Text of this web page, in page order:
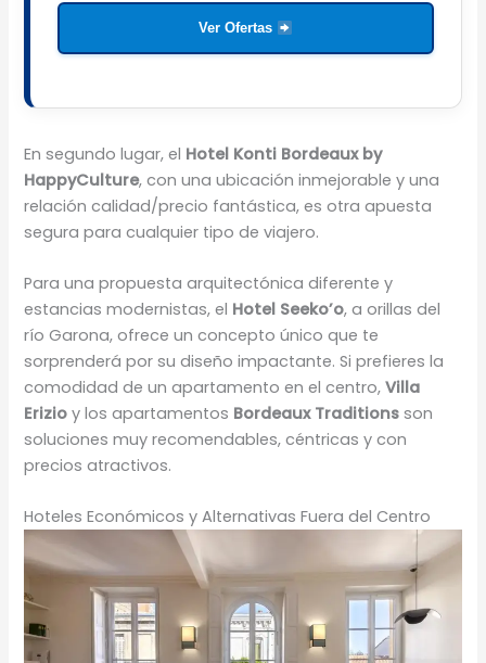
Ver Ofertas
En segundo lugar, el Hotel Konti Bordeaux by
HappyCulture, con una ubicación inmejorable y una
relación calidad/precio fantástica, es otra apuesta
segura para cualquier tipo de viajero.
Para una propuesta arquitectónica diferente y
estancias modernistas, el Hotel Seeko’o, a orillas del
río Garona, ofrece un concepto único que te
sorprenderá por su diseño impactante. Si prefieres la
comodidad de un apartamento en el centro,Villa
Erizio y los apartamentos Bordeaux Traditions son
soluciones muy recomendables, céntricas y con
precios atractivos.
Hoteles Económicos y Alternativas Fuera del Centro